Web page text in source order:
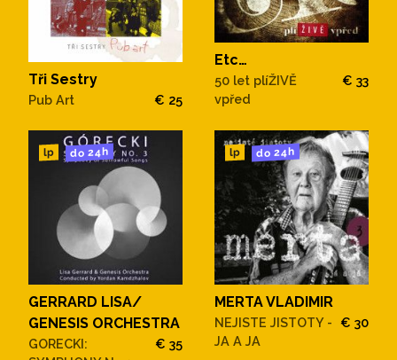
Tři Sestry
Pub Art € 25
Etc…
50 let plíŽIVĚ
vpřed
€ 33
lp do 24h
GERRARD LISA/
GENESIS ORCHESTRA
GORECKI:
€ 35
lp do 24h
MERTA VLADIMIR
NEJISTE JISTOTY -
JA A JA
€ 30